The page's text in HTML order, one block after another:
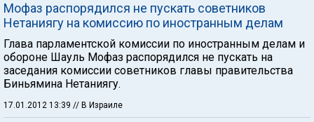
Мофаз распорядился не пускать советников
Нетаниягу на комиссию по иностранным делам
Глава парламентской комиссии по иностранным делам и
обороне Шауль Мофаз распорядился не пускать на
заседания комиссии советников главы правительства
Биньямина Нетаниягу.
17.01.2012 13:39 // В Израиле